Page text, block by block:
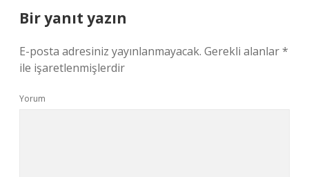
Bir yanıt yazın
E-posta adresiniz yayınlanmayacak. Gerekli alanlar*
ile işaretlenmişlerdir
Yorum